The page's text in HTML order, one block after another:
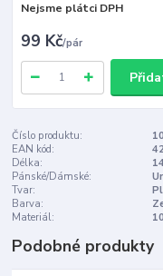
Nejsme plátci DPH
99 Kč/pár
Číslo produktu:
EAN kód:
Délka:
Pánské/Dámské:
Tvar:
Barva:
Materiál:
Podobné produkty